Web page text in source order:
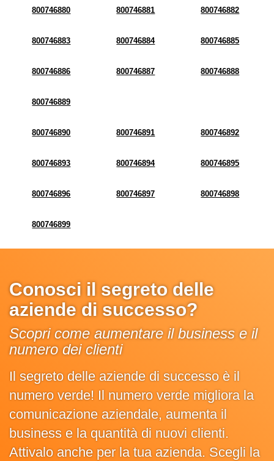
800746880 800746881 800746882
800746883 800746884 800746885
800746886 800746887 800746888
800746889
800746890 800746891 800746892
800746893 800746894 800746895
800746896 800746897 800746898
800746899
Conosci il segreto delle
aziende di successo?
Scopri come aumentare il business e il
numero dei clienti
Il segreto delle aziende di successo è il
numero verde! Il numero verde migliora la
comunicazione aziendale, aumenta il
business e la quantità di nuovi clienti.
Attivalo anche per la tua azienda. Scegli la